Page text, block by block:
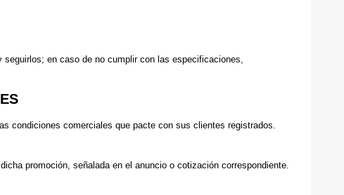
en caso de no cumplir con las especificaciones,
condiciones comerciales que pacte con sus clientes registrados.
promoción, señalada en el anuncio o cotización correspondiente.